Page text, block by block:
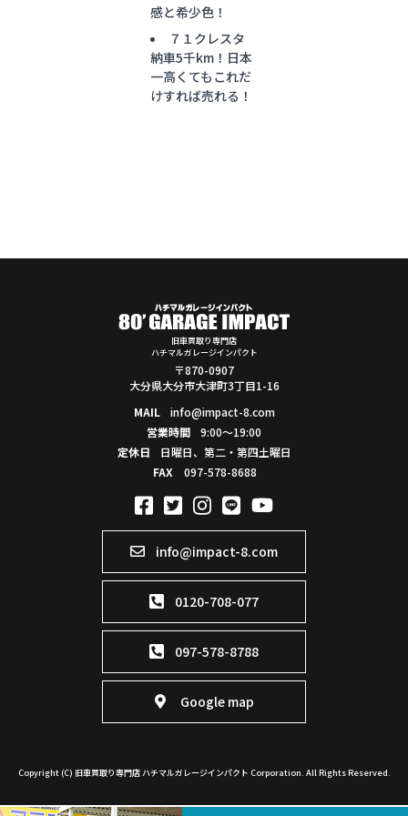
感と希少色！
７１クレスタ
納車5千km！日本
一高くてもこれだ
けすれば売れる！
旧車買取り専門店
ハチマルガレージインパクト
〒870-0907
大分県大分市大津町3丁目1-16
MAIL
info@impact-8.com
営業時間
9:00～19:00
定休日
日曜日、第二・第四土曜日
FAX
097-578-8688
info@impact-8.com
0120-708-077
097-578-8788
Google map
Copyright (C) 旧車買取り専門店 ハチマルガレージインパクト Corporation. All Rights Reserved.